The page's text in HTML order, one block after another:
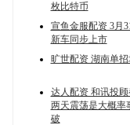
枚比特币
宣鱼金服配资 3月
新车同步上市
旷世配资 湖南单
达人配资 和讯投
两天震荡是大概率
破